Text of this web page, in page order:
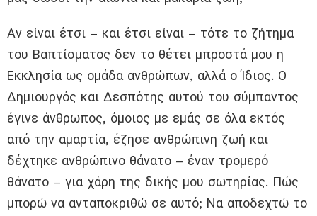
Αν είναι έτσι – και έτσι είναι – τότε το ζήτημα
του Βαπτίσματος δεν το θέτει μπροστά μου η
Εκκλησία ως ομάδα ανθρώπων, αλλά ο Ίδιος. Ο
Δημιουργός και Δεσπότης αυτού του σύμπαντος
έγινε άνθρωπος, όμοιος με εμάς σε όλα εκτός
από την αμαρτία, έζησε ανθρώπινη ζωή και
δέχτηκε ανθρώπινο θάνατο – έναν τρομερό
θάνατο – για χάρη της δικής μου σωτηρίας. Πώς
μπορώ να ανταποκριθώ σε αυτό; Να αποδεχτώ το